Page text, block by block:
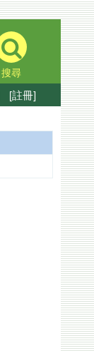
搜尋
[註冊]